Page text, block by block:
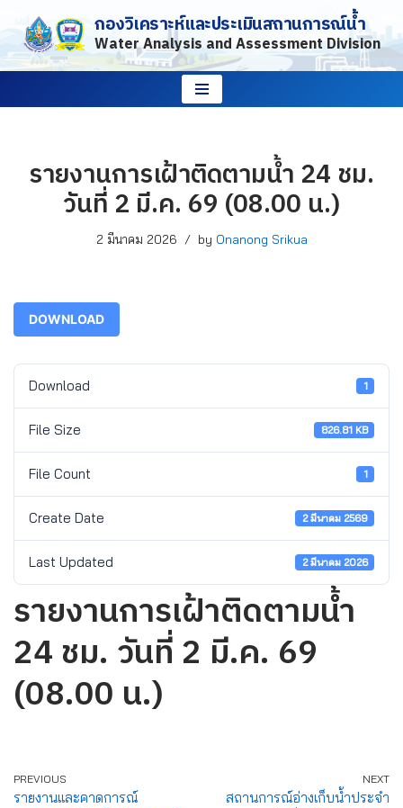
Skip
to
กองวิเคราะห์และประเมินสถานการณ์น้ำ
Water Analysis and Assessment Division
รายงานการเฝ้าติดตามน้ำ 24 ชม.
วันที่ 2 มี.ค. 69 (08.00 น.)
2 มีนาคม 2026 by Onanong Srikua
DOWNLOAD
Download 1
File Size 826.81 KB
File Count 1
Create Date 2 มีนาคม 2569
Last Updated 2 มีนาคม 2026
รายงานการเฝ้าติดตามน้ำ
24 ชม. วันที่ 2 มี.ค. 69
(08.00 น.)
PREVIOUS
รายงานและคาดการณ์
NEXT
สถานการณ์อ่างเก็บน้ำประจำ